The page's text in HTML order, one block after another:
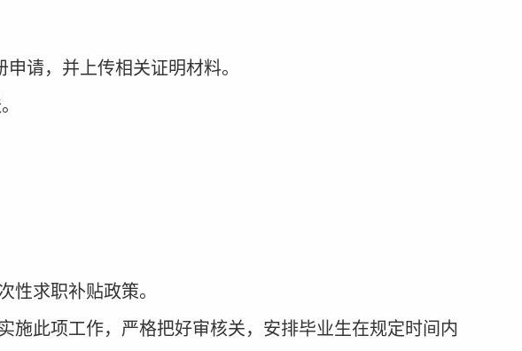
请，并上传相关证明材料。
性求职补贴政策。
施此项工作，严格把好审核关，安排毕业生在规定时间内